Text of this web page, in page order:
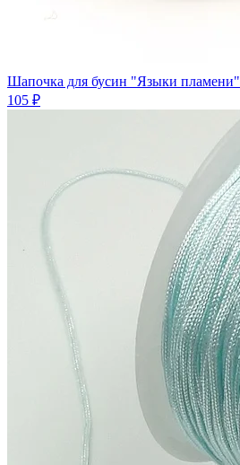
Шапочка для бусин "Языки пламени"
105 ₽